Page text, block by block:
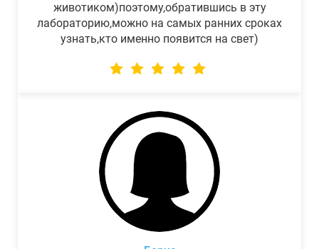
животиком)поэтому,обратившись в эту
лабораторию,можно на самых ранних сроках
узнать,кто именно появится на свет)